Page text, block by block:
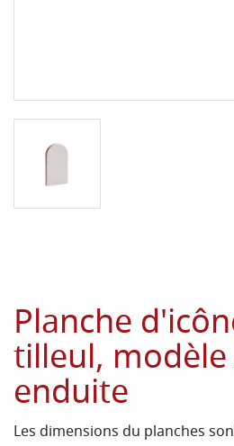
Planche
tilleul, modèle
enduite
Les dimensions du planches